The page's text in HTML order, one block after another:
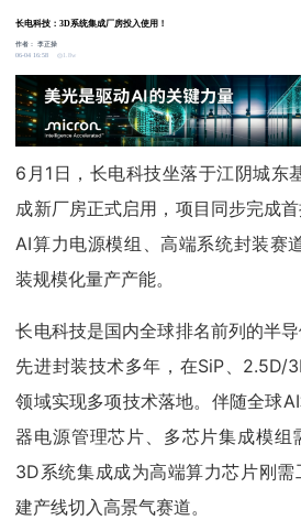
长电科技：3D系统集成厂房投入使用！
作者：李正操
06-04 16:58
1.8w
6月1日，长电科技坐落于江阴城东
成新厂房正式启用，项目同步完成
AI算力电源模组、高端系统封装赛
装规模化量产产能。
长电科技是国内全球排名前列的半
先进封装技术多年，在SiP、2.5D/
领域实现多项技术落地。伴随全球
器电源管理芯片、多芯片集成模组
3D系统集成成为高端算力芯片刚
建产线切入高景气赛道。